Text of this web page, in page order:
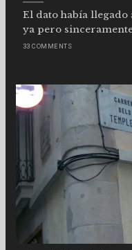
El dato había llegado
ya pero
33 COMMENTS